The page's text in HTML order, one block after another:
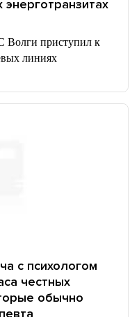
приступил к
линиях
с психологом
честных
обычно